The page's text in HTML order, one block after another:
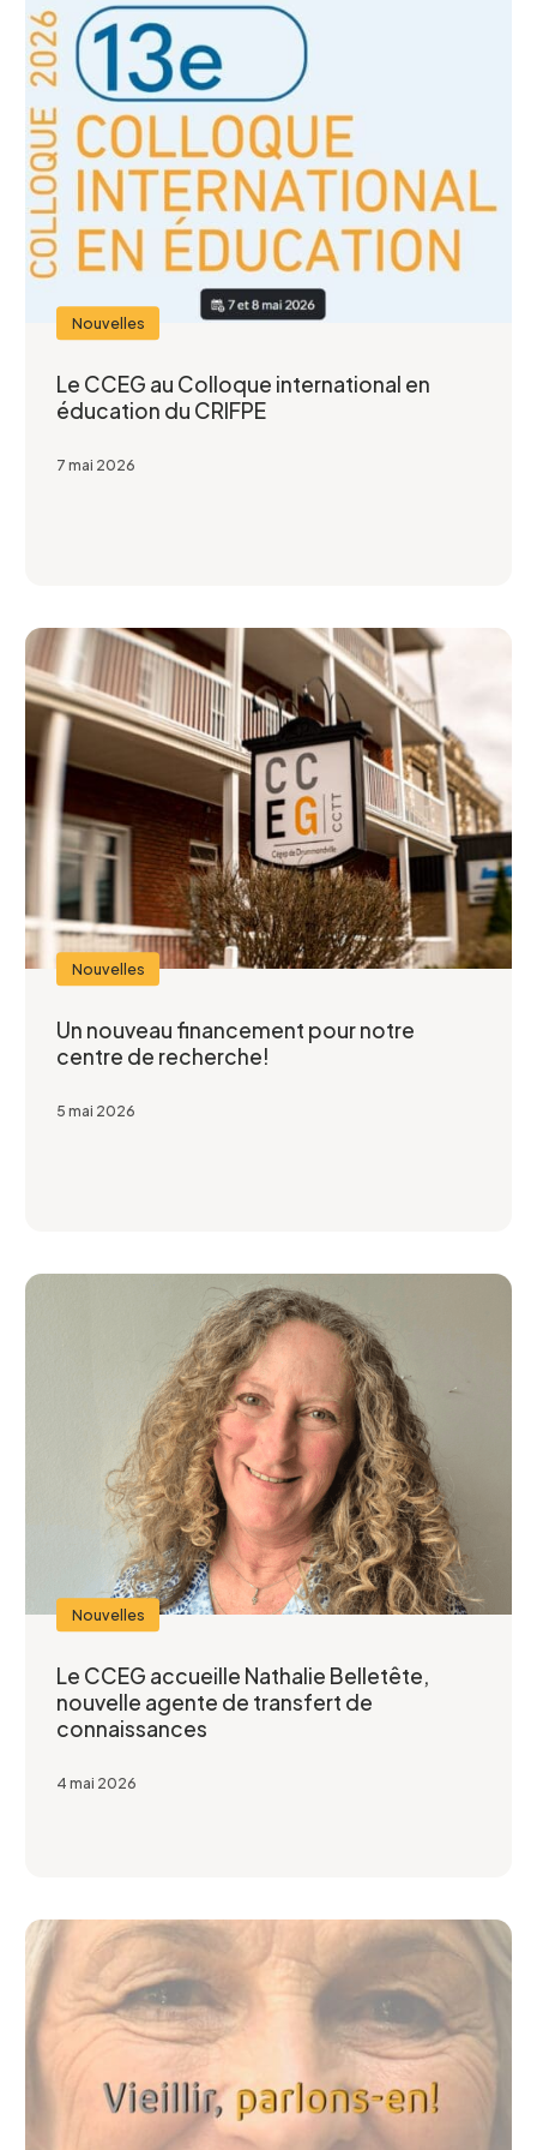
Nouvelles
Le CCEG au Colloque international en
éducation du CRIFPE
7 mai 2026
Nouvelles
Un nouveau financement pour notre
centre de recherche!
5 mai 2026
Nouvelles
Le CCEG accueille Nathalie Belletête,
nouvelle agente de transfert de
connaissances
4 mai 2026